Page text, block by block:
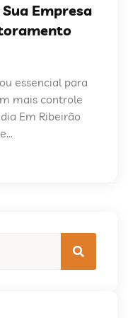
Empresa
essencial para
mais controle
Em Ribeirão